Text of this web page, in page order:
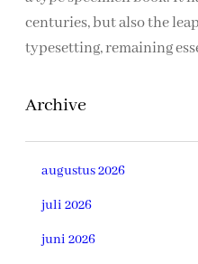
centuries, but also the
typesetting, remaining
Archive
augustus 2026
juli 2026
juni 2026